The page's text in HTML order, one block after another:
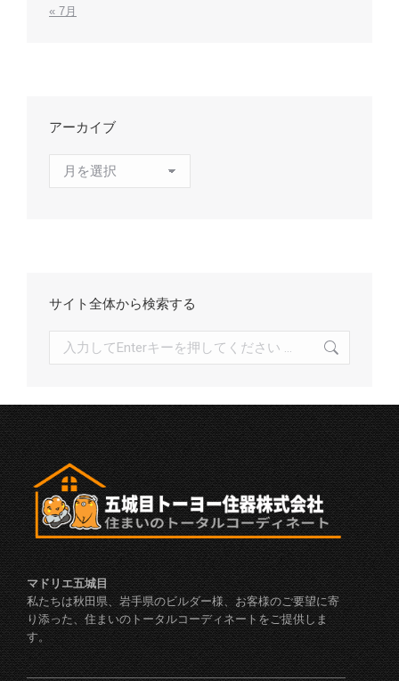
« 7月
アーカイブ
サイト全体から検索する
マドリエ五城目
私たちは秋田県、岩手県のビルダー様、お客様のご要望に寄
り添った、住まいのトータルコーディネートをご提供しま
す。